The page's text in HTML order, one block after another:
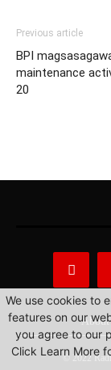
Previous article
BPI
maintenance
20
About
© 2022
We use cookies to
features on our
you agree to our
Click Learn More